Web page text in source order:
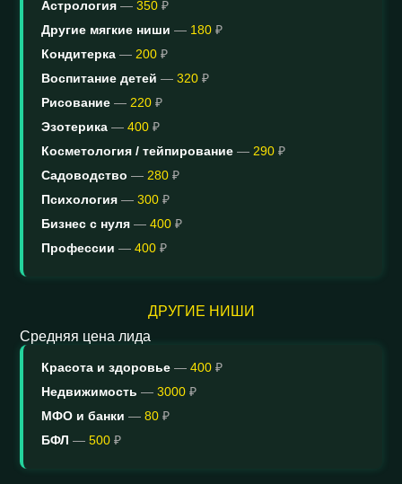
Астрология —350 ₽
Другие мягкие ниши — 180 ₽
Кондитерка — 200 ₽
Воспитание детей —320 ₽
Рисование — 220 ₽
Эзотерика —400 ₽
Косметология / тейпирование — 290 ₽
Садоводство — 280 ₽
Психология —300 ₽
Бизнес с нуля —400 ₽
Профессии —400 ₽
ДРУГИЕ НИШИ
Средняя цена лида
Красота и здоровье —400 ₽
Недвижимость —3000 ₽
МФО и банки —80 ₽
БФЛ —500 ₽
Согласие на обработку персональных данных
ИНДИВИДУАЛЬНЫЙ ПРЕДПРИНИМАТЕЛЬ
ИНН 614332942559